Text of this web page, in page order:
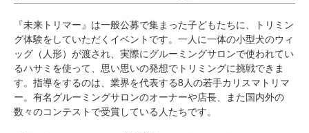
『未来トリマー』は一般公募で集まった子どもたちに、トリミン
グ体験をしていただくイベントです。一人に一体の小型犬のウィ
ッグ（人形）が渡され、実際にグルーミングサロンで使われてい
るハサミを使って、思い思いの発想でトリミングに挑戦できま
す。指導をするのは、業界を代表する8人の若手カリスマトリマ
ー。有名グルーミングサロンのオーナーや店長、また国内外の
数々のコンテストで受賞している人たちです。